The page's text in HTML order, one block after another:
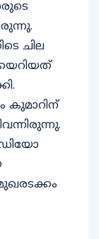
ചില
കുമാറിന്